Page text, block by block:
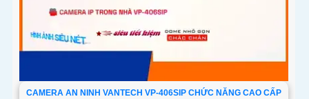
CAMERA AN NINH VANTECH VP-406SIP CHỨC NĂNG CAO CẤP